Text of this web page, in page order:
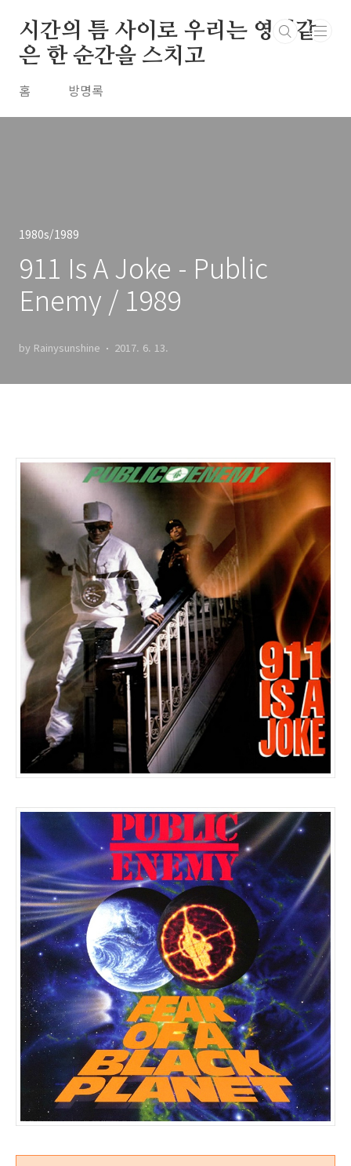
시간의 틈 사이로 우리는 영원같
은 한 순간을 스치고
홈 방명록
1980s/1989
911 Is A Joke - Public
Enemy / 1989
by Rainysunshine 2017. 6. 13.